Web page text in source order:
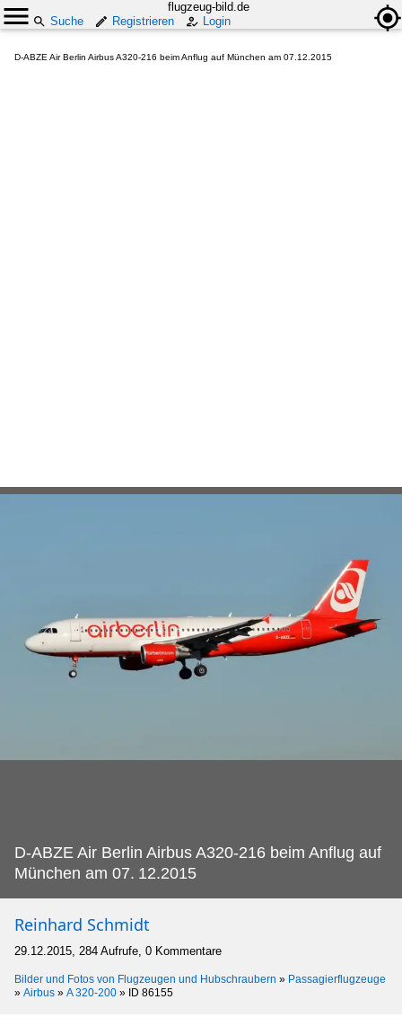
flugzeug-bild.de
Suche
Registrieren Login
D-ABZE Air Berlin Airbus A320-216 beim Anflug auf München am 07.12.2015
D-ABZE Air Berlin Airbus A320-216 beim Anflug auf
München am 07. 12.2015
Reinhard Schmidt
29.12.2015, 284 Aufrufe, 0 Kommentare
Bilder und Fotos von Flugzeugen und Hubschraubern » Passagierflugzeuge
» Airbus » A 320-200 » ID 86155